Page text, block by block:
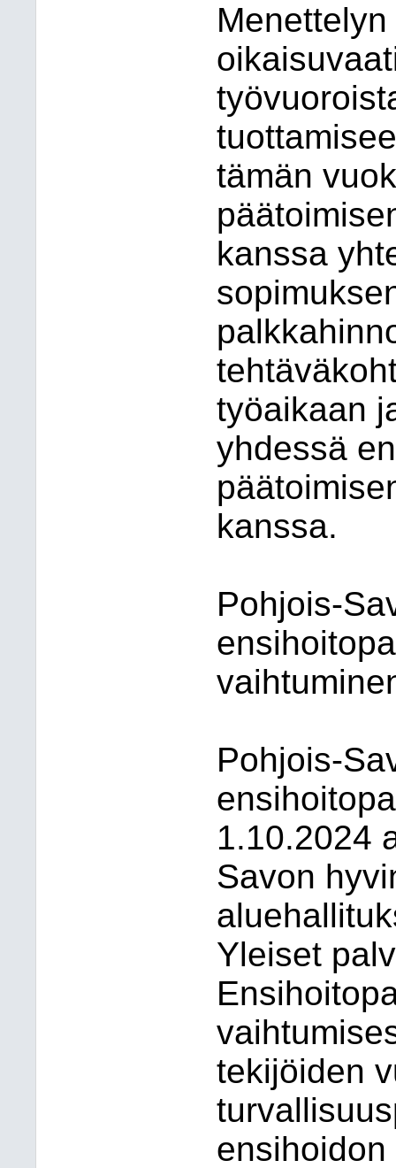
tämän
kanssa
työaikaan
yhdessä
kanssa.
Pohjois-
Pohjois-
1.10.2024
Savon
Yleiset
tekijöiden